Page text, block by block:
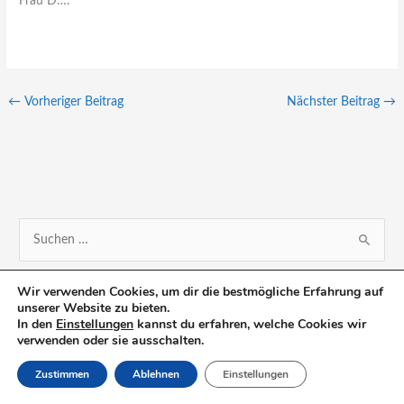
← Vorheriger Beitrag Nächster Beitrag →
u
c
h
e
n
n
Wir verwenden Cookies, um dir die bestmögliche Erfahrung auf
unserer Website zu bieten.
In den Einstellungen kannst du erfahren, welche Cookies wir
verwenden oder sie ausschalten.
Zustimmen Ablehnen Einstellungen